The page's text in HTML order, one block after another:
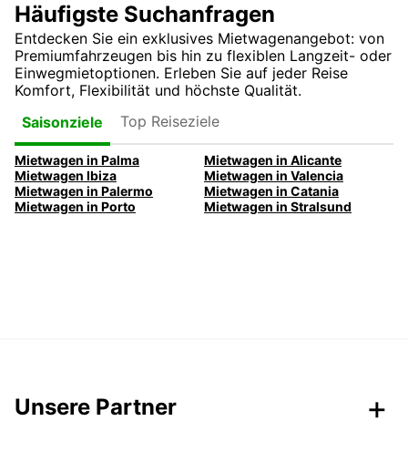
Häufigste Suchanfragen
Entdecken Sie ein exklusives Mietwagenangebot: von
Premiumfahrzeugen bis hin zu flexiblen Langzeit- oder
Einwegmietoptionen. Erleben Sie auf jeder Reise
Komfort, Flexibilität und höchste Qualität.
Saisonziele
Top Reiseziele
Mietwagen in Palma
Mietwagen in Alicante
Mietwagen Ibiza
Mietwagen in Valencia
Mietwagen in Palermo
Mietwagen in Catania
Mietwagen in Porto
Mietwagen in Stralsund
Unsere Partner